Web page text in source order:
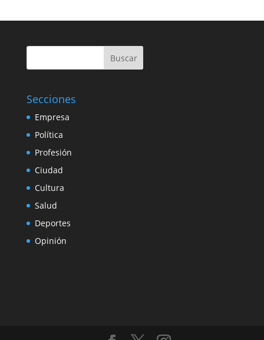
Buscar
Secciones
Empresa
Política
Profesión
Ciudad
Cultura
Salud
Deportes
Opinión